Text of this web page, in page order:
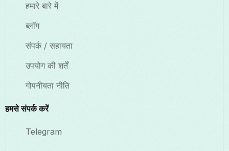
हमारे बारे में
ब्लॉग
संपर्क / सहायता
उपयोग की शर्तें
गोपनीयता नीति
हमसे संपर्क करें
Telegram